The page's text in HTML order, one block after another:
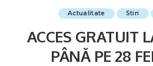
Actualitate Stiri
ACCES GRATUIT
PÂNĂ PE 28